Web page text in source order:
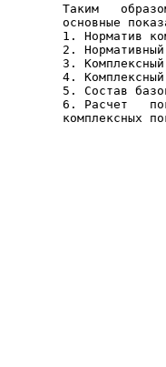
Таким
основные
1. Норматив
2.
3.
4.
5. Состав
6. Расчет